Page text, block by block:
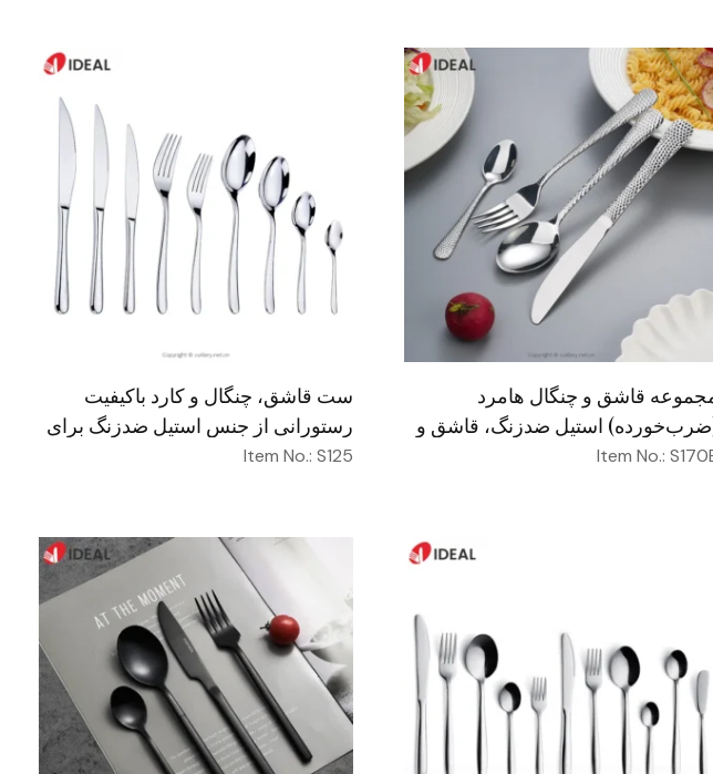
قاشق و چنگال هامرد
استیل ضدزنگ، قاشق و
مسطح، آبکاری‌شده با طلای
Item No.:
ست قاشق، چنگال و کارد باکیفیت
رستورانی از جنس استیل ضدزنگ برای
عروسی
Item No.: S125